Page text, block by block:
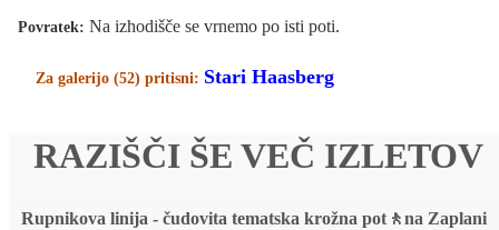
Povratek: Na izhodišče se vrnemo po isti poti.
Za galerijo (52) pritisni: Stari Haasberg
RAZIŠČI ŠE VEČ IZLETOV
Rupnikova linija - čudovita tematska krožna pot🚶na Zaplani